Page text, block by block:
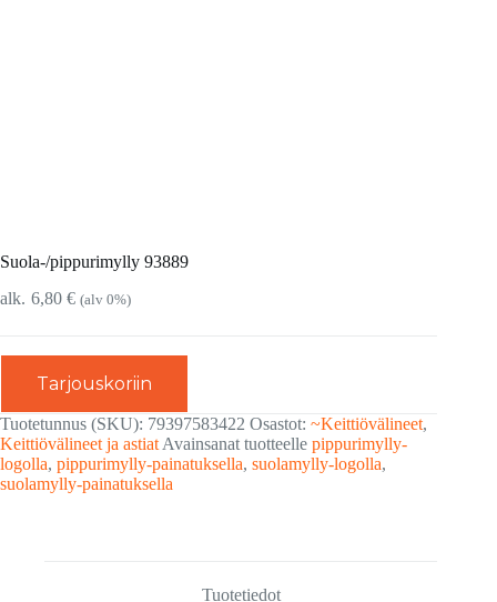
Suola-/pippurimylly 93889
6,80 € (alv 0%)
Tarjouskoriin
Tuotetunnus (SKU): 79397583422 Osastot: ~Keittiövälineet,
Keittiövälineet ja astiat Avainsanat tuotteelle pippurimylly-
logolla, pippurimylly-painatuksella, suolamylly-logolla,
suolamylly-painatuksella
Tuotetiedot